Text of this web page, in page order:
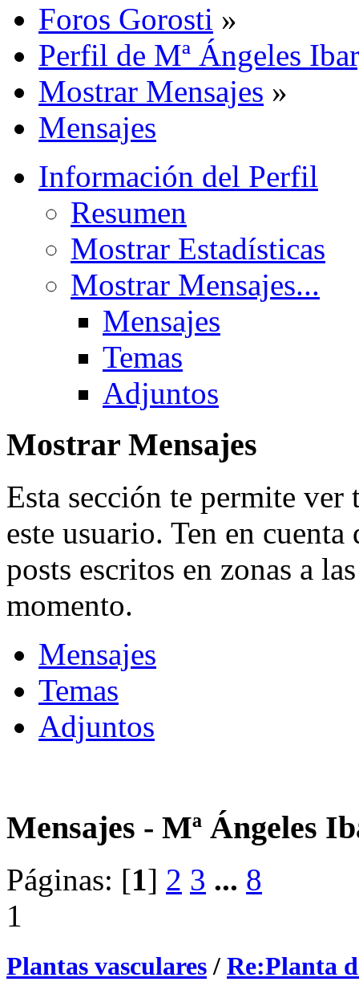
Foros Gorosti »
Perfil de Mª Ángeles
Mostrar Mensajes »
Mensajes
Información del Perfil
Resumen
Mostrar Estadísticas
Mostrar Mensajes...
Mensajes
Temas
Adjuntos
Mostrar Mensajes
Esta sección te permite
este usuario. Ten en
posts escritos en zonas a
momento.
Mensajes
Temas
Adjuntos
Mensajes - Mª Ángeles
Páginas: [1] 2 3 ... 8
1
Plantas vasculares / Re:Planta